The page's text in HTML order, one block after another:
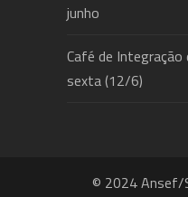
junho
Café de Integração
sexta (12/6)
© 2024 Ansef/